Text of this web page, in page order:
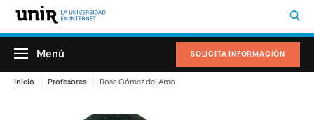
SOLICITA INFORMACIÓN
Menú
Inicio Profesores Rosa Gómez del Amo